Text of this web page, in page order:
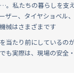
私たちの暮らしを支
ザー、タイヤショベル
械はさまざまです
たり前にしているのが
も実際は、現場の安全